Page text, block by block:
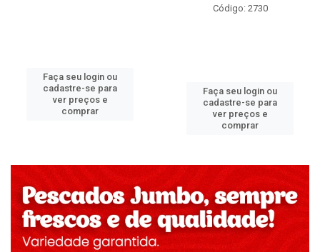
Faça seu login ou
cadastre-se para
ver preços e
comprar
Código: 2730
Faça seu login ou
cadastre-se para
ver preços e
comprar